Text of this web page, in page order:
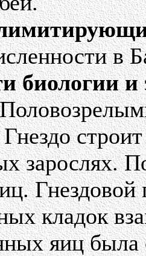
в
биологии и
зарослях.
Гнездовой
кладок
яиц была